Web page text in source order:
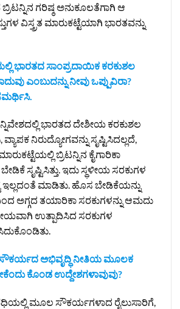
ಬ್ರಿಟನ್ನಿನ ಗರಿಷ್ಠ ಅನುಕೂಲತೆಗಾಗಿ ಆ
ವಿಸ್ತ್ರತ ಮಾರುಕಟ್ಟೆಯಾಗಿ ಭಾರತವನ್ನು
ಭಾರತದ ಸಾಂಪ್ರದಾಯಿಕ ಕರಕುಶಲ
ಎಂಬುದನ್ನು ನೀವು ಒಪ್ಪುವಿರಾ?
ಭಾರತದ ದೇಶೀಯ ಕರಕುಶಲ
ವ್ಯಾಪಕ ನಿರುದ್ಯೋಗವನ್ನು ಸೃಷ್ಟಿಸಿದಲ್ಲದೆ,
ಬ್ರಿಟನ್ನಿನ ಕೈಗಾರಿಕಾ
ಸೃಷ್ಟಿಸಿತ್ತು. ಇದು ಸ್ಥಳೀಯ ಸರಕುಗಳ
ಇಲ್ಲದಂತೆ ಮಾಡಿತು. ಹೊಸ ಬೇಡಿಕೆಯನ್ನು
ಅಗ್ಗದ ತಯಾರಿಕಾ ಸರಕುಗಳನ್ನು ಆಮದು
ಉತ್ಪಾದಿಸಿದ ಸರಕುಗಳ
ಅಭಿವೃದ್ಧಿ ನೀತಿಯ ಮೂಲಕ
ಕೊಂಡ ಉದ್ದೇಶಗಳಾವುವು?
ಮೂಲ ಸೌಕರ್ಯಗಳಾದ ರೈಲುಸಾರಿಗೆ,